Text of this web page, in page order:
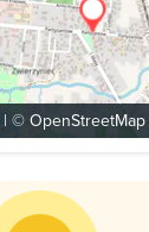
| ©OpenStreetMap